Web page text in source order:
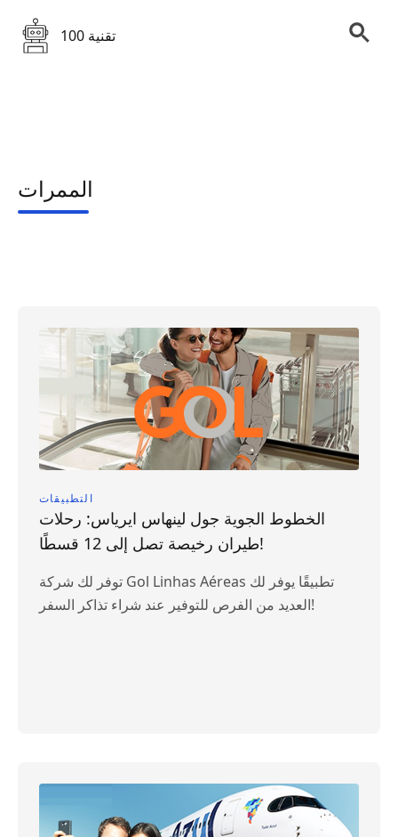
100 تقنية
الممرات
التطبيقات
الخطوط الجوية جول لينهاس ايرياس: رحلات
طيران رخيصة تصل إلى 12 قسطًا!
توفر لك شركة Gol Linhas Aéreas تطبيقًا يوفر لك
العديد من الفرص للتوفير عند شراء تذاكر السفر!